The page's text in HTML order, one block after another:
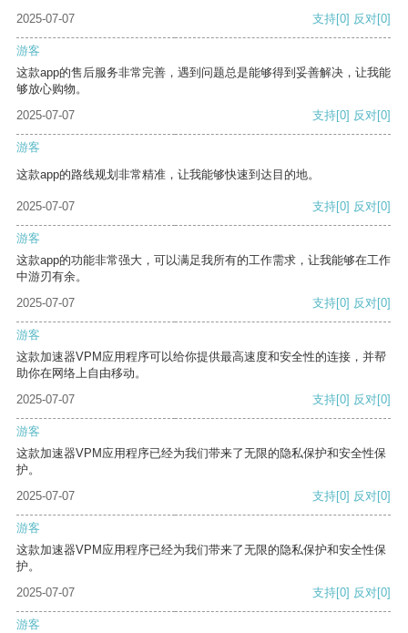
2025-07-07 支持[0] 反对[0]
游客
这款app的售后服务非常完善，遇到问题总是能够得到妥善解决，让我能
够放心购物。
2025-07-07
支持[0] 反对[0]
游客
这款app的路线规划非常精准，让我能够快速到达目的地。
2025-07-07 支持[0] 反对[0]
游客
这款app的功能非常强大，可以满足我所有的工作需求，让我能够在工作
中游刃有余。
2025-07-07
支持[0] 反对[0]
游客
这款加速器VPM应用程序可以给你提供最高速度和安全性的连接，并帮
助你在网络上自由移动。
2025-07-07
支持[0] 反对[0]
游客
这款加速器VPM应用程序已经为我们带来了无限的隐私保护和安全性保
护。
2025-07-07
支持[0] 反对[0]
游客
这款加速器VPM应用程序已经为我们带来了无限的隐私保护和安全性保
护。
2025-07-07
支持[0] 反对[0]
游客